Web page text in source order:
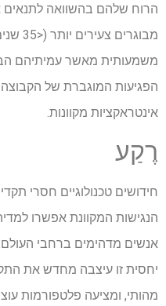
הרוח שלהם בהשוואה לתנאים
משמעותית מאשר עמיתיהם
הפגיעות המוגברת של
אינטראקציות מקוונות.
רֶקַע
חידושים טכנולוגיים חסרי
אנשים מדהימים ברחבי
יחסית זו עיצבה מחדש את
מהותי, ומציעה פלטפורמות